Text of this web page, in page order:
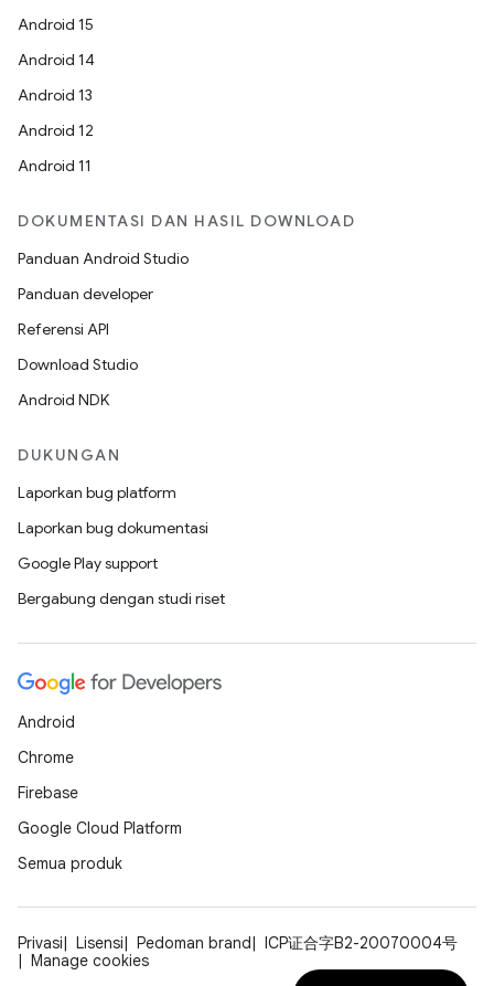
Android 15
Android 14
Android 13
Android 12
Android 11
DOKUMENTASI DAN HASIL DOWNLOAD
Panduan Android Studio
Panduan developer
Referensi API
Download Studio
Android NDK
DUKUNGAN
Laporkan bug platform
Laporkan bug dokumentasi
Google Play support
Bergabung dengan studi riset
Android
Chrome
Firebase
Google Cloud Platform
Semua produk
Privasi Lisensi Pedoman brand
ICP证合字B2-20070004号
Manage cookies